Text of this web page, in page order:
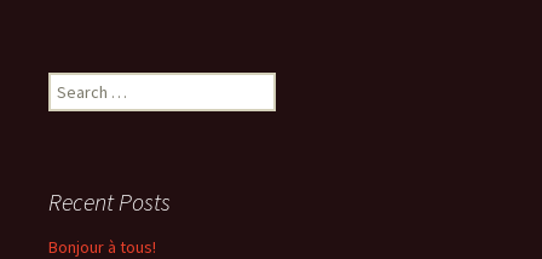
Search
for:
Recent Posts
Bonjour à tous!